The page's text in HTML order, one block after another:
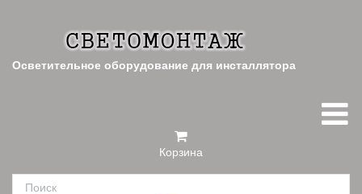
Осветительное оборудование для инсталлятора
Корзина